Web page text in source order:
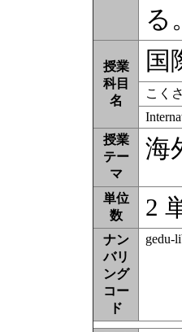
る
授業
科目
名
国
こく
授業
テー
マ
海
単位
数
2
ナン
バリ
ング
コー
ド
gedu-